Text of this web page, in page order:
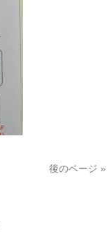
後のページ »